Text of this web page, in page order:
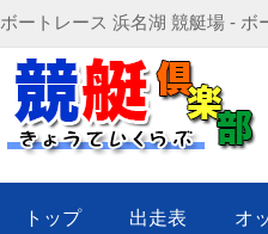
ボートレース 浜名湖 競艇場 - ボ
トップ 出走表 オ